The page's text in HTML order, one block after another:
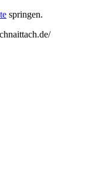
springen.